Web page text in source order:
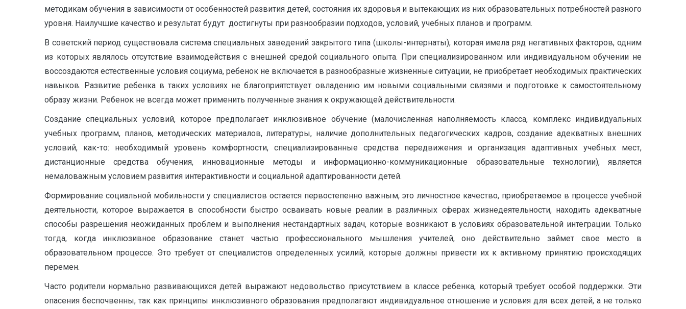
методикам обучения в зависимости от особенностей развития детей, состояния их здоровья и вытекающих из них образовательных потребностей разного
уровня. Наилучшие качество и результат будут достигнуты при разнообразии подходов, условий, учебных планов и программ.
В советский период существовала система специальных заведений закрытого типа (школы-интернаты), которая имела ряд негативных факторов, одним
из которых являлось отсутствие взаимодействия с внешней средой социального опыта. При специализированном или индивидуальном обучении не
воссоздаются естественные условия социума, ребенок не включается в разнообразные жизненные ситуации, не приобретает необходимых практических
навыков. Развитие ребенка в таких условиях не благоприятствует овладению им новыми социальными связями и подготовке к самостоятельному
образу жизни. Ребенок не всегда может применить полученные знания к окружающей действительности.
Создание специальных условий, которое предполагает инклюзивное обучение (малочисленная наполняемость класса, комплекс индивидуальных
учебных программ, планов, методических материалов, литературы, наличие дополнительных педагогических кадров, создание адекватных внешних
условий, как-то: необходимый уровень комфортности, специализированные средства передвижения и организация адаптивных учебных мест,
дистанционные средства обучения, инновационные методы и информационно-коммуникационные образовательные технологии), является
немаловажным условием развития интерактивности и социальной адаптированности детей.
Формирование социальной мобильности у специалистов остается первостепенно важным, это личностное качество, приобретаемое в процессе учебной
деятельности, которое выражается в способности быстро осваивать новые реалии в различных сферах жизнедеятельности, находить адекватные
способы разрешения неожиданных проблем и выполнения нестандартных задач, которые возникают в условиях образовательной интеграции. Только
тогда, когда инклюзивное образование станет частью профессионального мышления учителей, оно действительно займет свое место в
образовательном процессе. Это требует от специалистов определенных усилий, которые должны привести их к активному принятию происходящих
перемен.
Часто родители нормально развивающихся детей выражают недовольство присутствием в классе ребенка, который требует особой поддержки. Эти
опасения беспочвенны, так как принципы инклюзивного образования предполагают индивидуальное отношение и условия для всех детей, а не только